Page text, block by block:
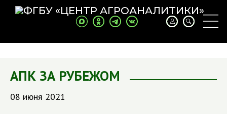
АПК ЗА РУБЕЖОМ
08 июня 2021